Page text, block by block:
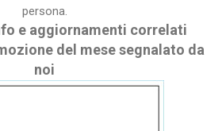
persona.
e aggiornamenti correlati
del mese segnalato da
noi